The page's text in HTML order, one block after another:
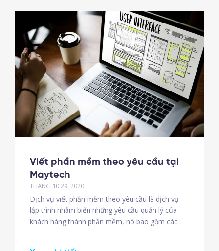
Viết phần mềm theo yêu cầu tại
Maytech
THÁNG 10 29, 2020
Dịch vụ viết phần mềm theo yêu cầu là dịch vụ
lập trình nhằm biến những yêu cầu quản lý của
khách hàng thành phần mềm, nó bao gồm các